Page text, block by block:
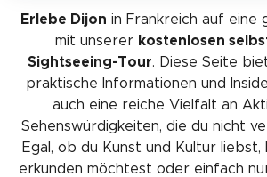
Erlebe Dijon in Frankreich auf eine
mit unserer kostenlosen
Sightseeing-Tour. Diese Seite
praktische Informationen und
auch eine reiche Vielfalt an
Sehenswürdigkeiten, die du nicht
Egal, ob du Kunst und Kultur
erkunden möchtest oder einfach